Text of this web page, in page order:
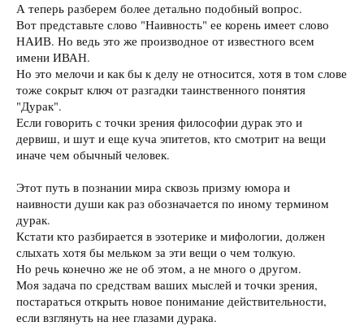
А теперь разберем более детально подобный вопрос.
Вот представьте слово "Наивность" ее корень имеет слово
НАИВ. Но ведь это же производное от известного всем
имени ИВАН.
Но это мелочи и как бы к делу не относится, хотя в том слове
тоже сокрыт ключ от разгадки таинственного понятия
"Дурак".
Если говорить с точки зрения философии дурак это и
дервиш, и шут и еще куча эпитетов, кто смотрит на вещи
иначе чем обычный человек.
Этот путь в познании мира сквозь призму юмора и
наивности души как раз обозначается по иному термином
дурак.
Кстати кто разбирается в эзотерике и мифологии, должен
слыхать хотя бы мельком за эти вещи о чем толкую.
Но речь конечно же не об этом, а не много о другом.
Моя задача по средствам ваших мыслей и точки зрения,
постараться открыть новое понимание действительности,
если взглянуть на нее глазами дурака.